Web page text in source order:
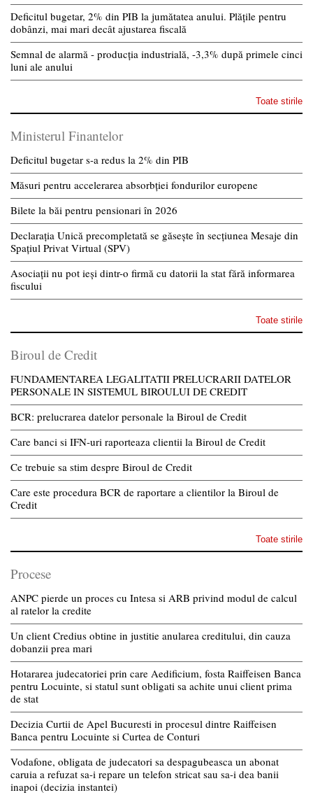
Deficitul bugetar, 2% din PIB la jumătatea anului. Plățile pentru
dobânzi, mai mari decât ajustarea fiscală
Semnal de alarmă - producția industrială, -3,3% după primele cinci
luni ale anului
Toate stirile
Ministerul Finantelor
Deficitul bugetar s-a redus la 2% din PIB
Măsuri pentru accelerarea absorbției fondurilor europene
Bilete la băi pentru pensionari în 2026
Declarația Unică precompletată se găsește în secțiunea Mesaje din
Spațiul Privat Virtual (SPV)
Asociații nu pot ieși dintr-o firmă cu datorii la stat fără informarea
fiscului
Toate stirile
Biroul de Credit
FUNDAMENTAREA LEGALITATII PRELUCRARII DATELOR
PERSONALE IN SISTEMUL BIROULUI DE CREDIT
BCR: prelucrarea datelor personale la Biroul de Credit
Care banci si IFN-uri raporteaza clientii la Biroul de Credit
Ce trebuie sa stim despre Biroul de Credit
Care este procedura BCR de raportare a clientilor la Biroul de
Credit
Toate stirile
Procese
ANPC pierde un proces cu Intesa si ARB privind modul de calcul
al ratelor la credite
Un client Credius obtine in justitie anularea creditului, din cauza
dobanzii prea mari
Hotararea judecatoriei prin care Aedificium, fosta Raiffeisen Banca
pentru Locuinte, si statul sunt obligati sa achite unui client prima
de stat
Decizia Curtii de Apel Bucuresti in procesul dintre Raiffeisen
Banca pentru Locuinte si Curtea de Conturi
Vodafone, obligata de judecatori sa despagubeasca un abonat
caruia a refuzat sa-i repare un telefon stricat sau sa-i dea banii
inapoi (decizia instantei)